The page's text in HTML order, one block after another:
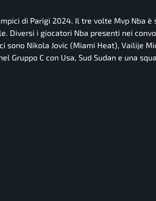
di Parigi 2024. Il tre volte Mvp Nba
Diversi i giocatori Nba presenti nei
sono Nikola Jovic (Miami Heat), Vailije
Gruppo C con Usa, Sud Sudan e una